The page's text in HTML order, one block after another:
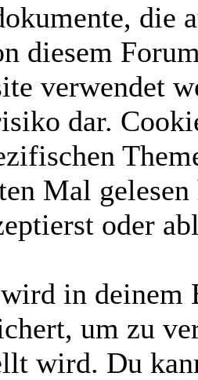
die
diesem
verwendet
dar.
Mal
oder
in deinem
um zu
wird. Du